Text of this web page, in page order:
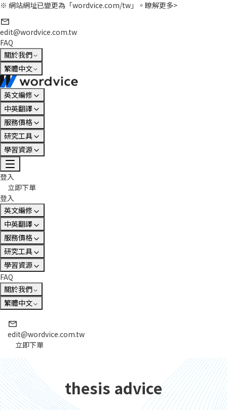
※ 網站網址已變更為「wordvice.com/tw」。 瞭解更多>
edit@wordvice.com.tw
FAQ
關於我們
繁體中文
英文編修
中英翻譯
服務價格
研究工具
學習資源
登入
立即下單
登入
英文編修
中英翻譯
服務價格
研究工具
學習資源
FAQ
關於我們
繁體中文
edit@wordvice.com.tw
立即下單
thesis advice